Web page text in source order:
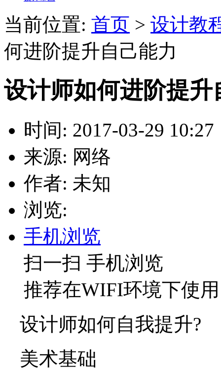
当前位置: 首页 > 设计教
何进阶提升自己能力
设计师如何进阶提升
时间: 2017-03-29 10:27
来源: 网络
作者: 未知
浏览:
手机浏览
扫一扫 手机浏览
推荐在WIFI环境下使用
设计师如何自我提升?
美术基础